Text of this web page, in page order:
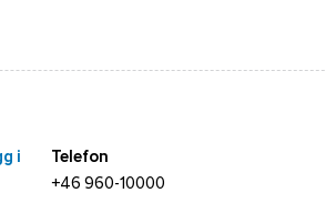
i
Telefon
+46 960-10000